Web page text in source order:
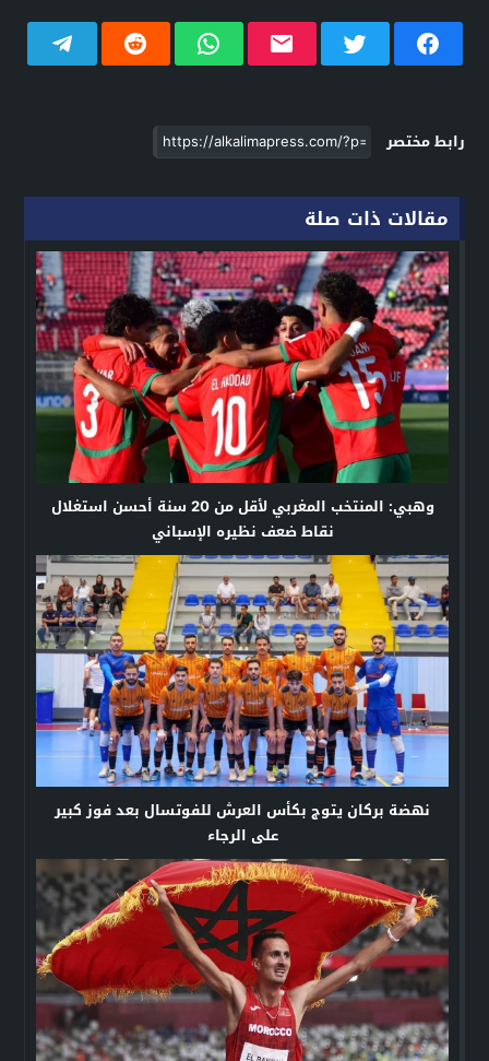
رابط مختصر
مقالات ذات صلة
وهبي: المنتخب المغربي لأقل من 20 سنة أحسن استغلال
نقاط ضعف نظيره الإسباني
نهضة بركان يتوج بكأس العرش للفوتسال بعد فوز كبير
على الرجاء